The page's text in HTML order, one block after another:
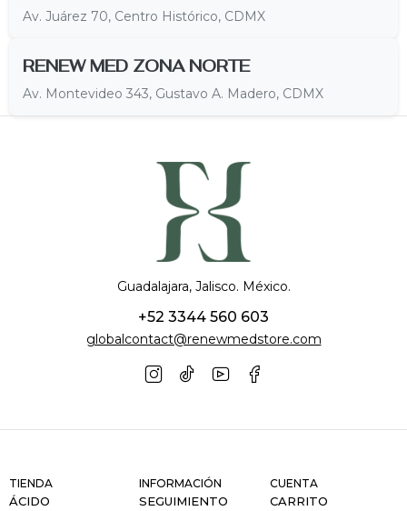
Av. Juárez 70, Centro Histórico, CDMX
RENEW MED ZONA NORTE
Av. Montevideo 343, Gustavo A. Madero, CDMX
Guadalajara, Jalisco. México.
+52 3344 560 603
globalcontact@renewmedstore.com
TIENDA
ÁCIDO
INFORMACIÓN
SEGUIMIENTO
CUENTA
CARRITO